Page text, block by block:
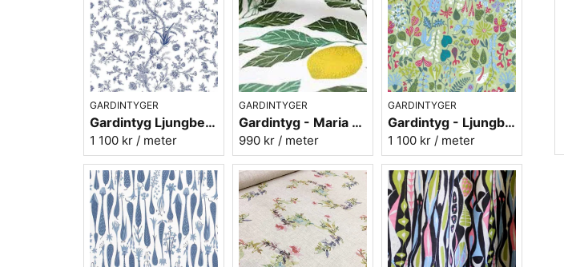
GARDINTYGER
Gardintyg Ljungbergs Ekebyholm blå - bomull/lin
1 100 kr / meter
GARDINTYGER
Gardintyg - Maria Åström Citrus grön - lin/bomull
990 kr / meter
GARDINTYGER
Gardintyg - Ljungbergs - Herbarium grön
1 100 kr / meter